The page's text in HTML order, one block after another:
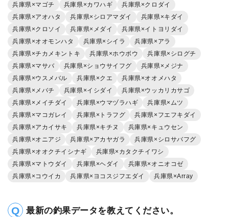
兵庫県×マゴチ
兵庫県×カワハギ
兵庫県×クロダイ
兵庫県×アオハタ
兵庫県×シロアマダイ
兵庫県×キダイ
兵庫県×クロソイ
兵庫県×メダイ
兵庫県×イトヨリダイ
兵庫県×オオモンハタ
兵庫県×シイラ
兵庫県×アラ
兵庫県×チカメキントキ
兵庫県×ホウボウ
兵庫県×シログチ
兵庫県×マサバ
兵庫県×ショウサイフグ
兵庫県×メジナ
兵庫県×ウスメバル
兵庫県×クエ
兵庫県×オオメハタ
兵庫県×メバチ
兵庫県×イシダイ
兵庫県×ウッカリカサゴ
兵庫県×メイチダイ
兵庫県×ウマヅラハギ
兵庫県×ムツ
兵庫県×マコガレイ
兵庫県×トラフグ
兵庫県×フエフキダイ
兵庫県×アカイサキ
兵庫県×キチヌ
兵庫県×キュウセン
兵庫県×オニアジ
兵庫県×アカヤガラ
兵庫県×シロサバフグ
兵庫県×オオクチイシナギ
兵庫県×カタクチイワシ
兵庫県×マトウダイ
兵庫県×ヘダイ
兵庫県×オニオコゼ
兵庫県×コウイカ
兵庫県×ヨコスジフエダイ 兵庫県×Array
最新の釣果データを教えてください。